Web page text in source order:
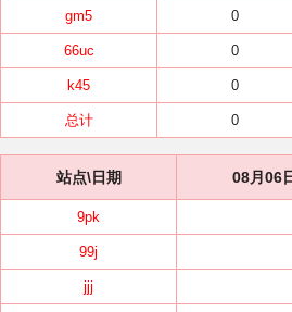
gm5 0
66uc 0
k45 0
总计 0
站点\日期 08月06
9pk
99j
jjj